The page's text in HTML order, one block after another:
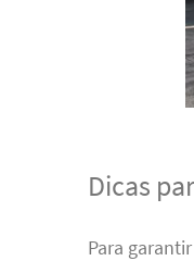
Dicas
Para